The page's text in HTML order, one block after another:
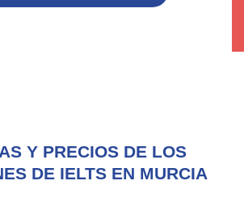
Y PRECIOS DE LOS
DE IELTS EN MURCIA